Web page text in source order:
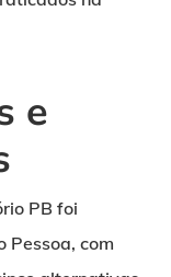
e
PB foi
Pessoa, com